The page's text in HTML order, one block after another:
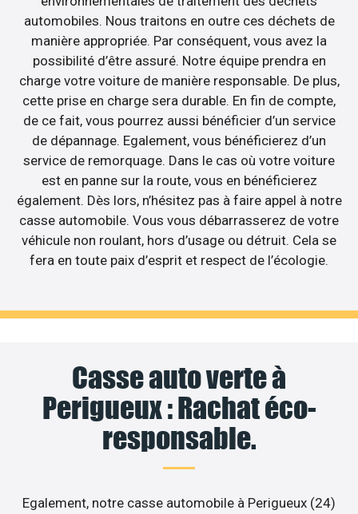
automobiles. Nous traitons en outre ces déchets de
manière appropriée. Par conséquent, vous avez la
possibilité d’être assuré. Notre équipe prendra en
charge votre voiture de manière responsable. De plus,
cette prise en charge sera durable. En fin de compte,
de ce fait, vous pourrez aussi bénéficier d’un service
de dépannage. Egalement, vous bénéficierez d’un
service de remorquage. Dans le cas où votre voiture
est en panne sur la route, vous en bénéficierez
également. Dès lors, n’hésitez pas à faire appel à notre
casse automobile. Vous vous débarrasserez de votre
véhicule non roulant, hors d’usage ou détruit. Cela se
fera en toute paix d’esprit et respect de l’écologie.
Casse auto verte à
Perigueux : Rachat éco-
responsable.
Egalement, notre casse automobile à Perigueux (24)